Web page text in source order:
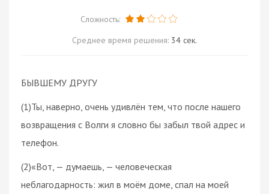
Сложность:
Среднее время решения: 34 сек.
БЫВШЕМУ ДРУГУ
(1)Ты, наверно, очень удивлён тем, что после нашего
возвращения с Волги я словно бы забыл твой адрес и
телефон.
(2)«Вот, — думаешь, — человеческая
неблагодарность: жил в моём доме, спал на моей